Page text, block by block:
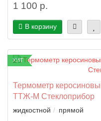
1 100 р.
В корзину
ХИТ
Термометр
ТТЖ-М Стеклоприбор
жидкостной прямой